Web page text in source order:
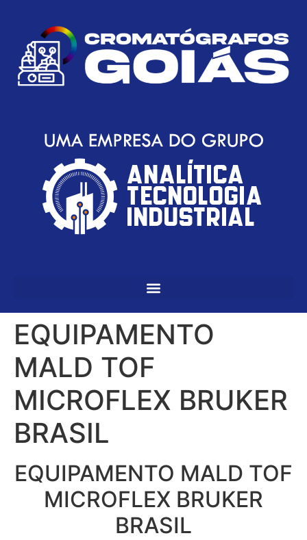
EQUIPAMENTO
MALD TOF
MICROFLEX BRUKER
BRASIL
EQUIPAMENTO MALD TOF
MICROFLEX BRUKER
BRASIL